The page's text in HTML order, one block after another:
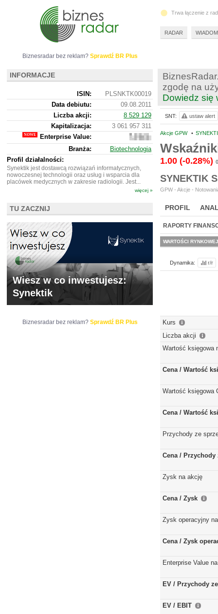
zgodę na
Dowiedz się
Akcje GPW •
1.00 (-0.28%)
SYNEKTIK
GPW - Akcje -
PROFIL
WYCENA BR
RAPORTY
WARTOŚCI RYNKOWEJ
Dynamika: r/r
Kurs
Liczba akcji
Wartość księgowa
Cena / Wartość
Wartość księgowa
Cena / Wartość
Przychody ze
Cena / Przychody
Zysk na akcję
Cena / Zysk
Zysk operacyjny
Cena / Zysk
Enterprise Value
EV / Przychody
EV / EBIT
SNT: ustaw alert
Biznesradar bez reklam? Sprawdź BR Plus
INFORMACJE
ISIN:
PLSNKTK00019
Data debiutu:
09.08.2011
Liczba akcji:
8 529 129
Kapitalizacja:
3 061 957 311
Enterprise Value:
3
026
224 311
Branża:
Biotechnologia
Profil działalności:
Synektik jest dostawcą rozwiązań informatycznych,
nowoczesnej technologii oraz usług i wsparcia dla
placówek medycznych w zakresie radiologii. Jest...
więcej »
TU ZACZNIJ
Wiesz w co inwestujesz:
Synektik
Biznesradar bez reklam? Sprawdź BR Plus
Trwa łączenie z
RADAR